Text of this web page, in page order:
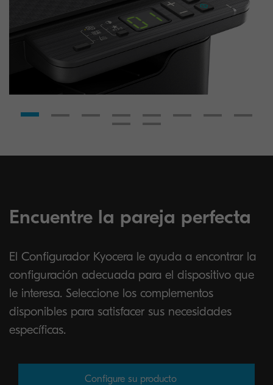
Encuentre la pareja perfecta
El Configurador Kyocera le ayuda a encontrar la
configuración adecuada para el dispositivo que
le interesa. Seleccione los complementos
disponibles para satisfacer sus necesidades
específicas.
Configure su producto